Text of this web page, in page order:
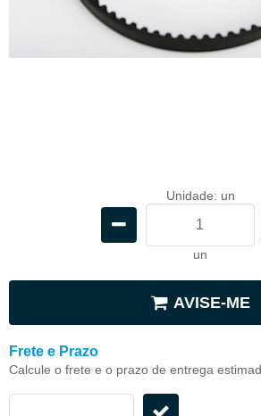
Unidade: un
un
AVISE-ME
Frete e Prazo
Calcule o frete e o prazo de entrega